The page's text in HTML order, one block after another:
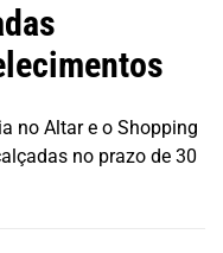
no Altar e o Shopping
no prazo de 30